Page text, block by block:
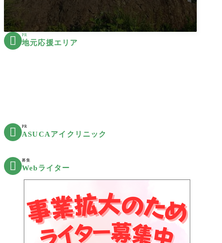
 PR
地元応援エリア
 PR
ASUCAアイクリニック
 募集
Webライター